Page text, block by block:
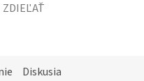
ZDIEĽAŤ
Diskusia